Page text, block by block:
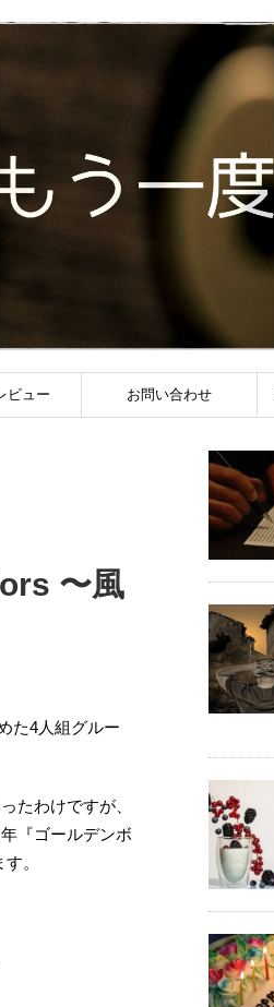
ビュー お問い合わせ
〜風
た4人組グルー
たわけですが、
『ゴールデンボ
。